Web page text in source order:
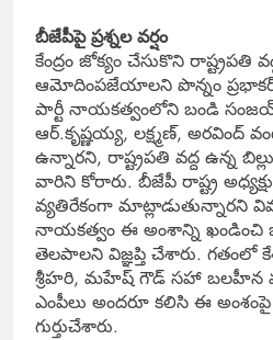
బీజేపీపై ప్రశ్నల వర్షం
కేంద్రం జోక్యం చేసుకొని రాష్ట్రపతి
ఆమోదింపజేయాలని పొన్నం
పార్టీ నాయకత్వంలోని బండి
ఆర్.కృష్ణయ్య, లక్ష్మణ్, అరవింద్
ఉన్నారని, రాష్ట్రపతి వద్ద ఉన్న
వారిని కోరారు. బీజేపీ రాష్ట్ర
వ్యతిరేకంగా మాట్లాడుతున్నారని
నాయకత్వం ఈ అంశాన్ని ఖండించి
తెలపాలని విజ్ఞప్తి చేశారు. గతంలో
శ్రీహరి, మహేష్ గౌడ్ సహా బలహీన
ఎంపీలు అందరూ కలిసి ఈ అంశంపై
గుర్తుచేశారు.